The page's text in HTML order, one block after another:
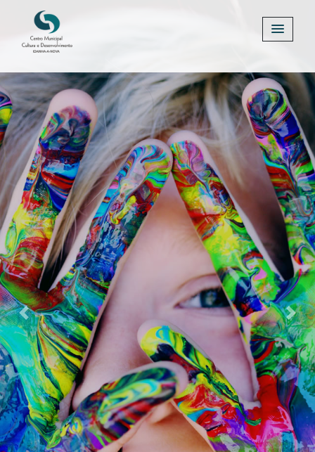
Previous Next